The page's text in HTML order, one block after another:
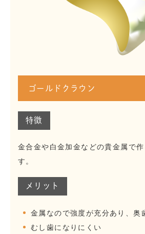
ゴールドクラウン
特徴
金合金や白金加金などの貴金属で
す。
メリット
金属なので強度が充分あり、奥
むし歯になりにくい